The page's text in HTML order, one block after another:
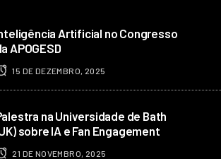
Artificial no Congresso
APOGESD
15 DE DEZEMBRO, 2025
na Universidade de Bath
sobre IA e Fan Engagement
21 DE NOVEMBRO, 2025